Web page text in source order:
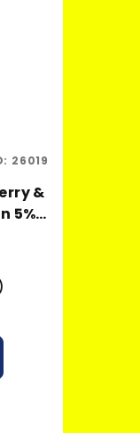
&
5%
26019